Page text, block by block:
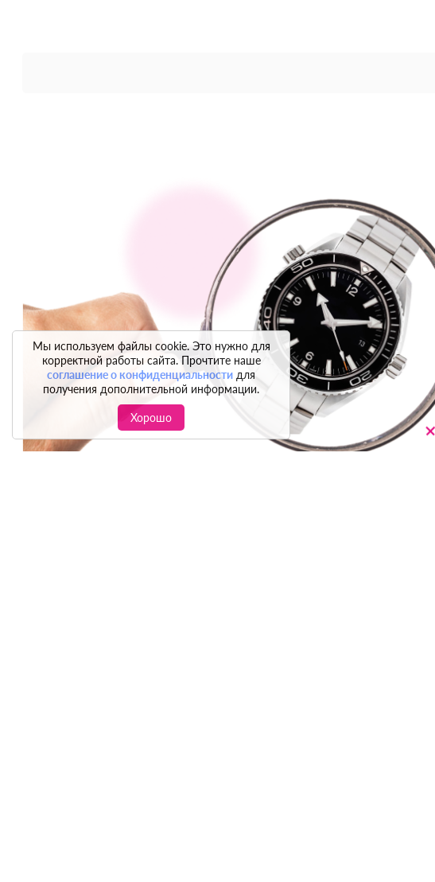
Мы используем файлы cookie. Это нужно для
корректной работы сайта. Прочтите наше
соглашение о конфиденциальности для
получения дополнительной информации.
Хорошо